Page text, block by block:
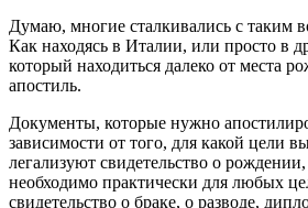
Думаю, многие сталкивались с таким
Как находясь в Италии, или просто в
который находиться далеко от места
апостиль.
Документы, которые нужно
зависимости от того, для какой цели
легализуют свидетельство о
необходимо практически для любых
свидетельство о браке, о разводе,